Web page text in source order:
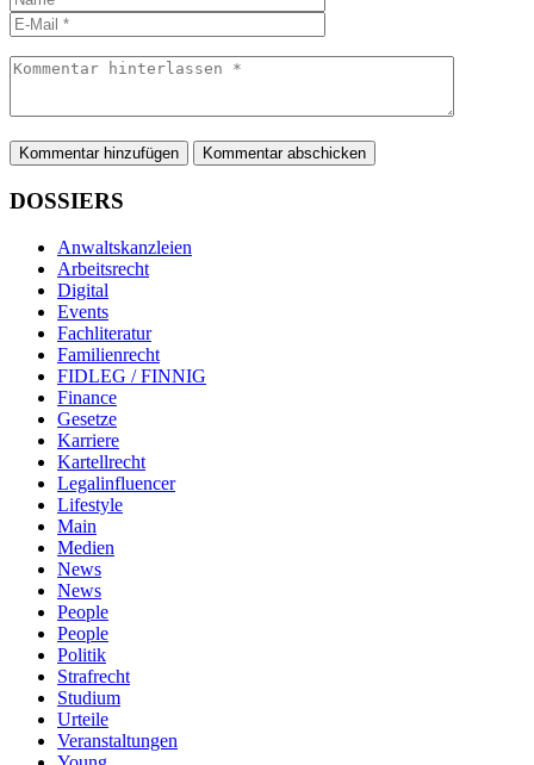
Kommentar hinzufügen
DOSSIERS
Anwaltskanzleien
Arbeitsrecht
Digital
Events
Fachliteratur
Familienrecht
FIDLEG / FINNIG
Finance
Gesetze
Karriere
Kartellrecht
Legalinfluencer
Lifestyle
Main
Medien
News
News
People
People
Politik
Strafrecht
Studium
Urteile
Veranstaltungen